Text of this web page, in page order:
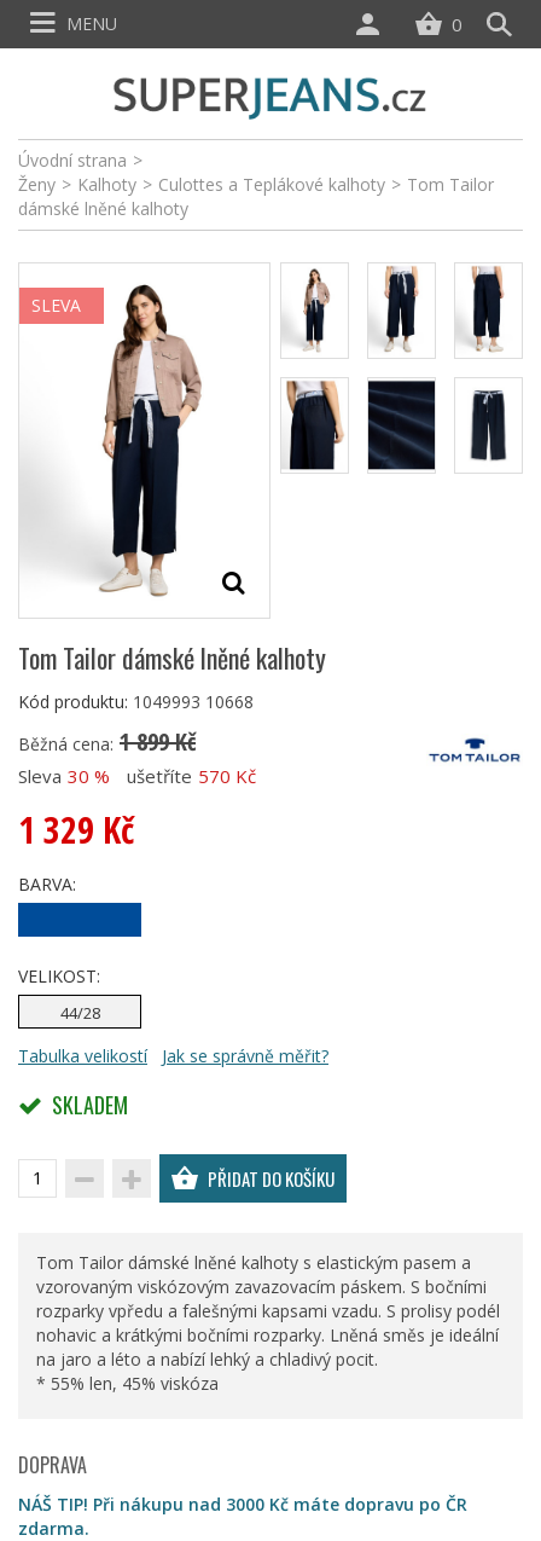
Úvodní strana >
Ženy > Kalhoty > Culottes a Teplákové kalhoty > Tom Tailor
dámské lněné kalhoty
SLEVA
Tom Tailor dámské lněné kalhoty
Kód produktu: 1049993 10668
Běžná cena: 1 899 Kč
Sleva 30 % ušetříte 570 Kč
1 329 Kč
BARVA:
VELIKOST:
44/28
Tabulka velikostí Jak se správně měřit?
SKLADEM
PŘIDAT DO KOŠÍKU
Tom Tailor dámské lněné kalhoty s elastickým pasem a
vzorovaným viskózovým zavazovacím páskem. S bočními
rozparky vpředu a falešnými kapsami vzadu. S prolisy podél
nohavic a krátkými bočními rozparky. Lněná směs je ideální
na jaro a léto a nabízí lehký a chladivý pocit.
* 55% len, 45% viskóza
DOPRAVA
NÁŠ TIP! Při nákupu nad 3000 Kč máte dopravu po ČR
zdarma.
0
MENU